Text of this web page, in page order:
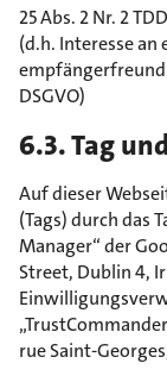
25 Abs. 2 Nr. 2
(d.h. Interesse
DSGVO)
6.3. Tag
Auf dieser
(Tags) durch das
Manager“ der
Street, Dublin 4,
rue Saint-